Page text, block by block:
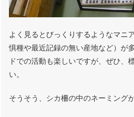
よく見るとびっくりするようなマニ
惧種や最近記録の無い産地など）が
ドでの活動も楽しいですが、ぜひ、
い。
そうそう、シカ柵の中のネーミング